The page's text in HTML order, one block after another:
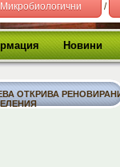
Микробиологични /
Новини
ОТКРИВА